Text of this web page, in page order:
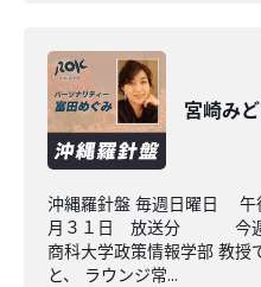
宮崎み
沖縄羅針盤 毎週日曜日
月３１日 放送分 今週
商科大学政策情報学部 教授
と、 ラウンジ常...